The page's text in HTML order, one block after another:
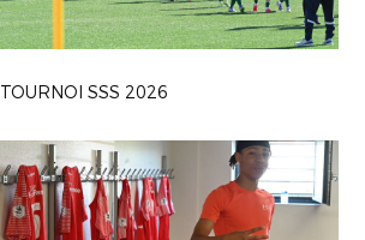
TOURNOI SSS 2026